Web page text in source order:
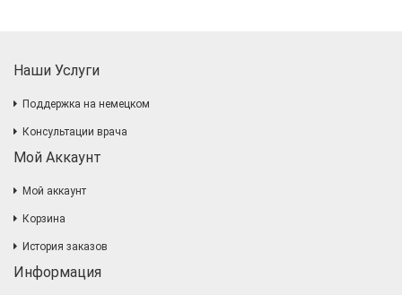
Наши Услуги
Поддержка на немецком
Консультации врача
Мой Аккаунт
Мой аккаунт
Корзина
История заказов
Информация